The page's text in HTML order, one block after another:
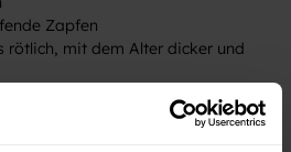
Zapfen
rötlich, mit dem Alter dicker und
zu den harzreichsten
Holz wurden die sogenannten